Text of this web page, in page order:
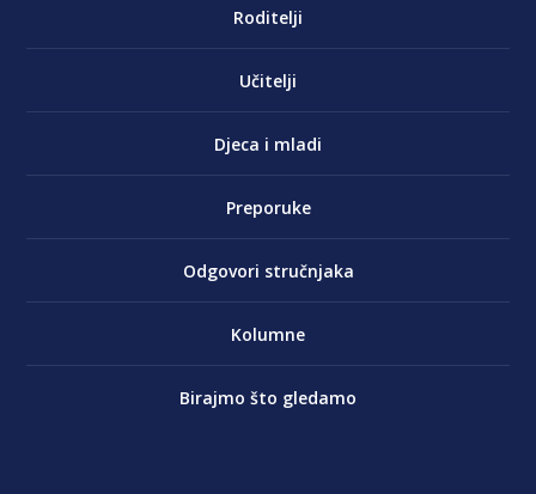
Roditelji
Učitelji
Djeca i mladi
Preporuke
Odgovori stručnjaka
Kolumne
Birajmo što gledamo